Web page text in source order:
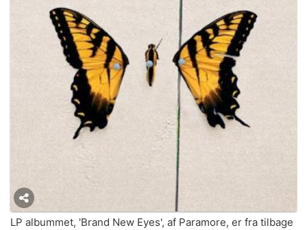
LP albummet, 'Brand New Eyes', af Paramore, er fra tilbage